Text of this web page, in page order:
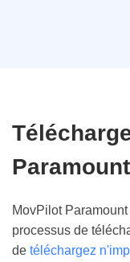
MovPilot
processus de
de téléchargez